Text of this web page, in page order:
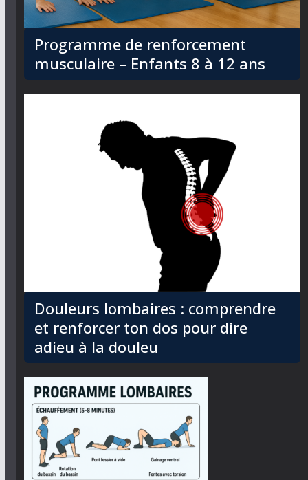
Programme de renforcement
musculaire – Enfants 8 à 12 ans
Douleurs lombaires : comprendre
et renforcer ton dos pour dire
adieu à la douleu